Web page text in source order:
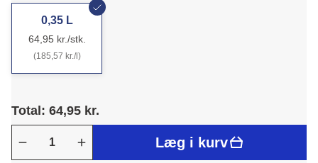
0,35 L
64,95 kr./stk.
(185,57 kr./l)
Total: 64,95 kr.
Læg i kurv